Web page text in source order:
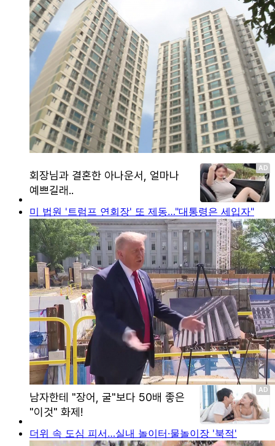
미 법원 '트럼프 연회장' 또 제동…"대통령은 세입자"
더위 속 도심 피서…실내 놀이터·물놀이장 '북적'